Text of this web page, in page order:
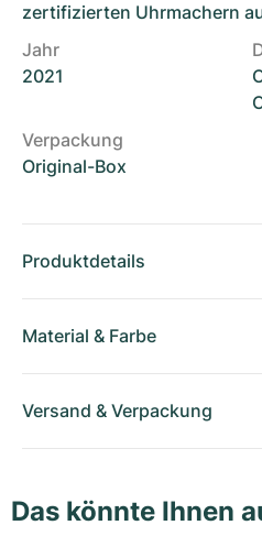
zertifizierten Uhrmachern
Jahr
2021
Verpackung
Original-Box
Produktdetails
Material & Farbe
Versand & Verpackung
Das könnte Ihnen